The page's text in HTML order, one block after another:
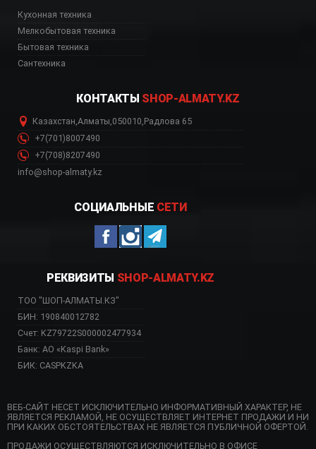
Кухонная техника
Мелкобытовая техника
Бытовая техника
Сантехника
КОНТАКТЫ SHOP-ALMATY.KZ
Казахстан,Алматы,050010,Радлова 65
+7(701)8007490
+7(708)8207490
info@shop-almaty.kz
СОЦИАЛЬНЫЕ СЕТИ
РЕКВИЗИТЫ SHOP-ALMATY.KZ
ТОО "ШОП-АЛМАТЫ.КЗ"
БИН: 190840012782
Счет: KZ79722S000002477934
Банк: АО «Kaspi Bank»
БИК: CASPKZKA
ВЕБ-САЙТ НЕСЕТ ИСКЛЮЧИТЕЛЬНО ИНФОРМАТИВНЫЙ ХАРАКТЕР, НЕ
ЯВЛЯЕТСЯ РЕКЛАМОЙ, НЕ ОСУЩЕСТВЛЯЕТ ИНТЕРНЕТ ПРОДАЖИ И НИ
ПРИ КАКИХ ОБСТОЯТЕЛЬСТВАХ НЕ ЯВЛЯЕТСЯ ПУБЛИЧНОЙ ОФЕРТОЙ.
ПРОДАЖИ ОСУЩЕСТВЛЯЮТСЯ ИСКЛЮЧИТЕЛЬНО В ОФИСЕ